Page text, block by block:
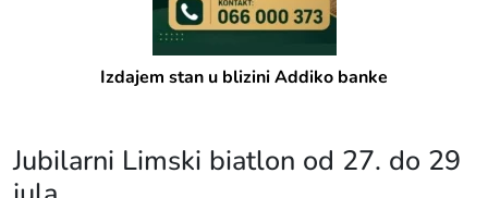
Izdajem stan u blizini Addiko banke
Jubilarni Limski biatlon od 27. do 29